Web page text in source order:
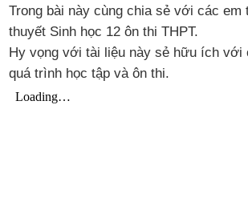
Trong bài này cùng chia sẻ với các em
thuyết Sinh học 12 ôn thi THPT.
Hy vọng với tài liệu này sẻ hữu ích với
quá trình học tập và ôn thi.